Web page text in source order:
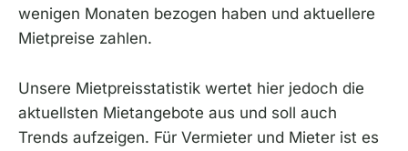
wenigen Monaten bezogen haben und aktuellere
Mietpreise zahlen.
Unsere Mietpreisstatistik wertet hier jedoch die
aktuellsten Mietangebote aus und soll auch
Trends aufzeigen. Für Vermieter und Mieter ist es